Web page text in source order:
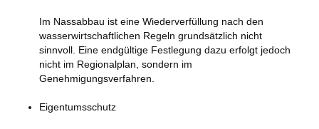
Im Nassabbau ist eine Wiederverfüllung nach den
wasserwirtschaftlichen Regeln grundsätzlich nicht
sinnvoll. Eine endgültige Festlegung dazu erfolgt jedoch
nicht im Regionalplan, sondern im
Genehmigungsverfahren.
Eigentumsschutz